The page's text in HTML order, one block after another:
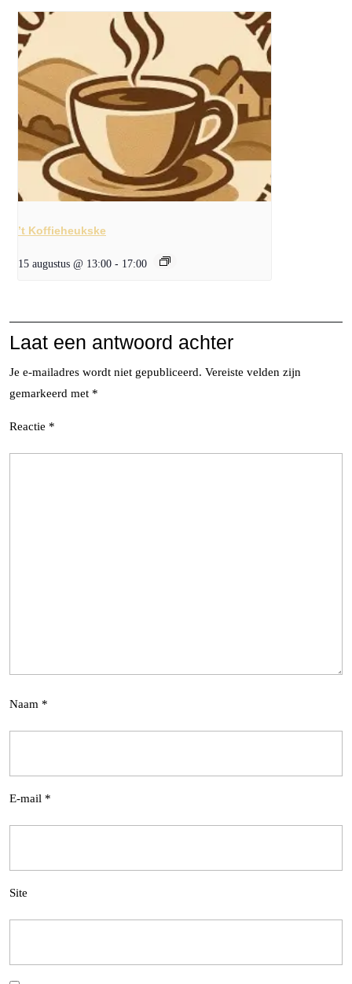
’t Koffieheukske
15 augustus @ 13:00 - 17:00
Laat een antwoord achter
Je e-mailadres wordt niet gepubliceerd. Vereiste velden zijn
gemarkeerd met *
Reactie *
Naam *
E-mail *
Site